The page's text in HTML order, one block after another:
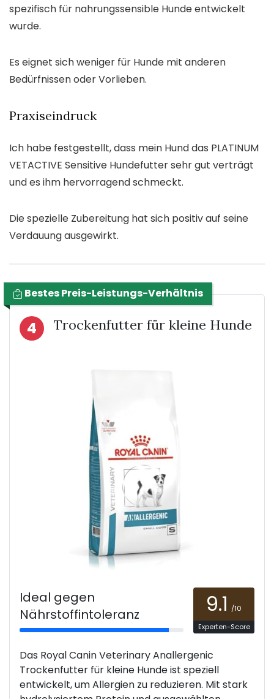
spezifisch für nahrungssensible Hunde entwickelt
wurde.
Es eignet sich weniger für Hunde mit anderen
Bedürfnissen oder Vorlieben.
Praxiseindruck
Ich habe festgestellt, dass mein Hund das PLATINUM
VETACTIVE Sensitive Hundefutter sehr gut verträgt
und es ihm hervorragend schmeckt.
Die spezielle Zubereitung hat sich positiv auf seine
Verdauung ausgewirkt.
Bestes Preis-Leistungs-Verhältnis
4 Trockenfutter für kleine Hunde
Ideal gegen
Nährstoffintoleranz
9.1 /10
Experten-Score
Das Royal Canin Veterinary Anallergenic
Trockenfutter für kleine Hunde ist speziell
entwickelt, um Allergien zu reduzieren. Mit stark